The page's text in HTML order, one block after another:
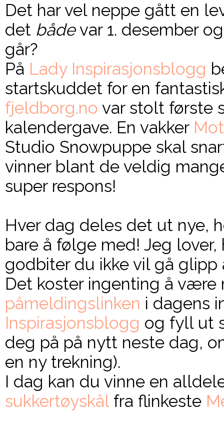
Det har vel neppe gått en
det bådevar 1. desember
går?
På Lady Inspirasjonsblogg
startskuddet for en
fjeldborg.no var stolt første
kalendergave. En vakker
Studio Snowpuppe skal
vinner blant de veldig
super respons!
Hver dag deles det ut nye,
bare å følge med! Jeg
godbiter du ikke vil gå glipp
Det koster ingenting å være
påmeldingslinken i dagens
Inspirasjonsblogg og fyll ut
deg på på nytt neste dag,
en ny trekning).
I dag kan du vinne en
sukkertøyskålfra flinkeste